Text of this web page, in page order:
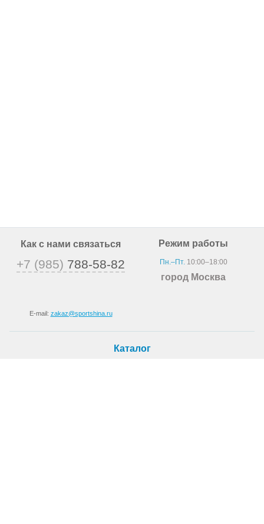
Как с нами связаться
+7 (985) 788-58-82
E-mail: zakaz@sportshina.ru
Режим работы
Пн.–Пт.10:00–18:00
город Москва
Каталог